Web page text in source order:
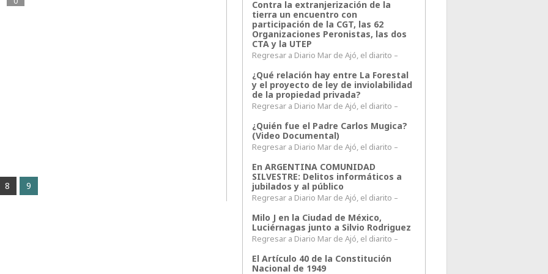
8 9
Contra la extranjerización de la
tierra un encuentro con
participación de la CGT, las 62
Organizaciones Peronistas, las dos
CTA y la UTEP
Regresar a Diario Mar de Ajó, el diarito –
¿Qué relación hay entre La Forestal
y el proyecto de ley de inviolabilidad
de la propiedad privada?
Regresar a Diario Mar de Ajó, el diarito –
¿Quién fue el Padre Carlos Mugica?
(Video Documental)
Regresar a Diario Mar de Ajó, el diarito –
En ARGENTINA COMUNIDAD
SILVESTRE: Delitos informáticos a
jubilados y al público
Regresar a Diario Mar de Ajó, el diarito –
Milo J en la Ciudad de México,
Luciérnagas junto a Silvio Rodriguez
Regresar a Diario Mar de Ajó, el diarito –
El Artículo 40 de la Constitución
Nacional de 1949